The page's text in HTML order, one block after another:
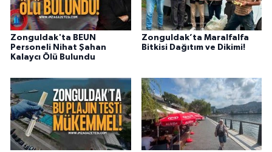
Zonguldak'ta BEUN
Personeli Nihat Şahan
Kalaycı Ölü Bulundu
Zonguldak’ta Maralfalfa
Bitkisi Dağıtım ve Dikimi!